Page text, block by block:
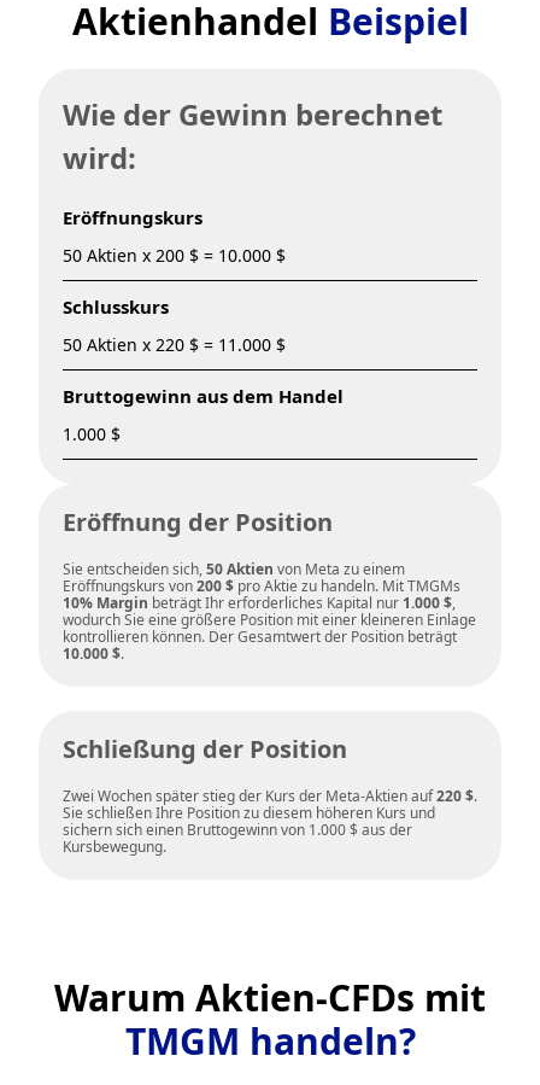
Aktienhandel Beispiel
Wie der Gewinn berechnet
wird:
Eröffnungskurs
50 Aktien x 200 $ = 10.000 $
Schlusskurs
50 Aktien x 220 $ = 11.000 $
Bruttogewinn aus dem Handel
1.000 $
Eröffnung der Position
Sie entscheiden sich,50 Aktien von Meta zu einem
Eröffnungskurs von200 $ pro Aktie zu handeln. Mit TMGMs
10% Margin beträgt Ihr erforderliches Kapital nur 1.000 $,
wodurch Sie eine größere Position mit einer kleineren Einlage
kontrollieren können. Der Gesamtwert der Position beträgt
10.000 $.
Schließung der Position
Zwei Wochen später stieg der Kurs der Meta-Aktien auf220 $.
Sie schließen Ihre Position zu diesem höheren Kurs und
sichern sich einen Bruttogewinn von 1.000 $ aus der
Kursbewegung.
Warum Aktien-CFDs mit
TMGM handeln?